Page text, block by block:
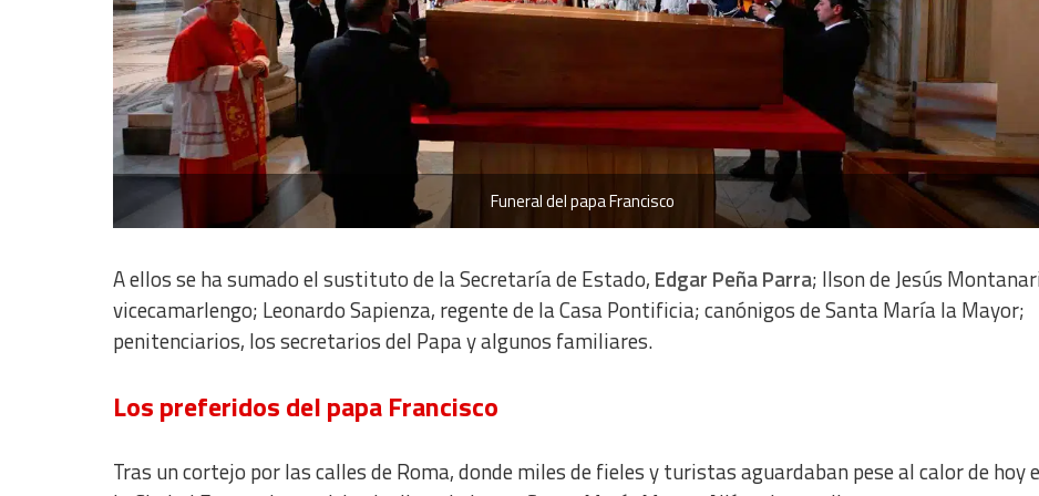
Funeral del papa Francisco
A ellos se ha sumado el sustituto de la Secretaría de Estado, Edgar Peña Parra; Ilson de Jesús
vicecamarlengo; Leonardo Sapienza, regente de la Casa Pontificia; canónigos de Santa María la Mayor;
penitenciarios, los secretarios del Papa y algunos familiares.
Los preferidos del papa Francisco
Tras un cortejo por las calles de Roma, donde miles de fieles y turistas aguardaban pese al calor de hoy
Use limited data to select content
IAB Special Features:
Use precise geolocation data
Identify devices based on information actively requested
Non-IAB processing purposes: